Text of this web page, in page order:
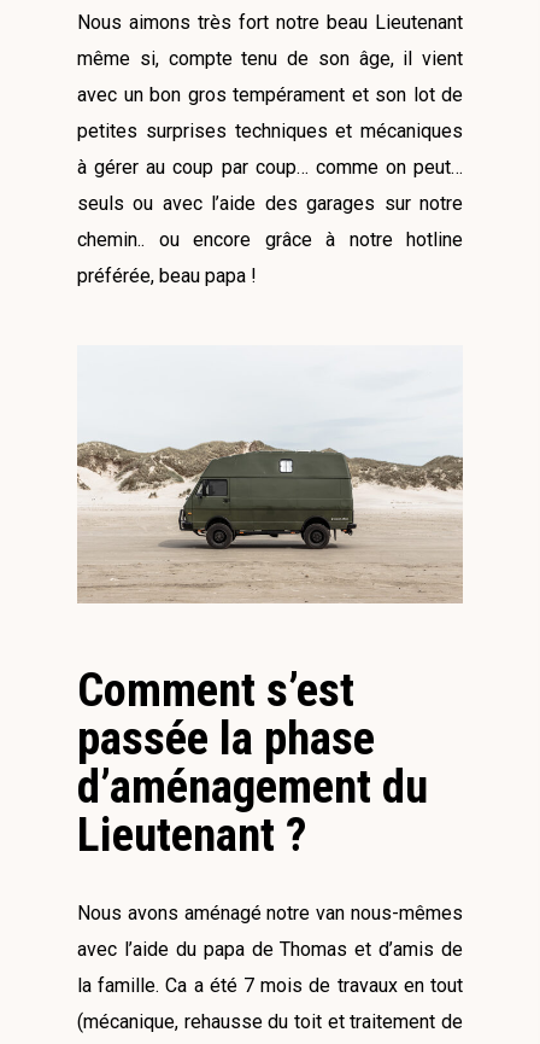
Nous aimons très fort notre beau Lieutenant
même si, compte tenu de son âge, il vient
avec un bon gros tempérament et son lot de
petites surprises techniques et mécaniques
à gérer au coup par coup… comme on peut…
seuls ou avec l’aide des garages sur notre
chemin.. ou encore grâce à notre hotline
préférée, beau papa !
Comment s’est
passée la phase
d’aménagement du
Lieutenant ?
Nous avons aménagé notre van nous-mêmes
avec l’aide du papa de Thomas et d’amis de
la famille. Ca a été 7 mois de travaux en tout
(mécanique, rehausse du toit et traitement de